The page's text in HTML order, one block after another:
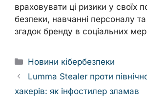
враховувати ці ризики у своїх
безпеки, навчанні персоналу
згадок бренду в соціальних
Categories
Новини кібербезпеки
Lumma Stealer проти
хакерів: як інфостилер зламав